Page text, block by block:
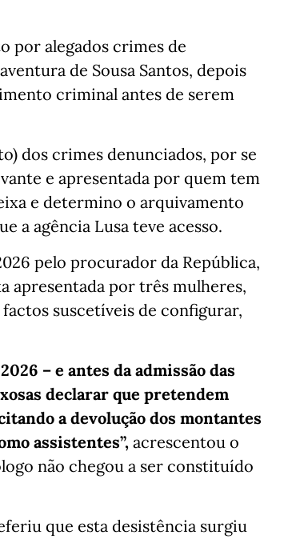
por alegados crimes de
de Sousa Santos, depois
criminal antes de serem
dos crimes denunciados, por se
e apresentada por quem tem
e determino o arquivamento
a agência Lusa teve acesso.
pelo procurador da República,
apresentada por três mulheres,
suscetíveis de configurar,
– e antes da admissão das
declarar que pretendem
a devolução dos montantes
assistentes”, acrescentou o
não chegou a ser constituído
que esta desistência surgiu